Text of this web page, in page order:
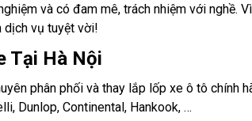
và có đam mê, trách nhiệm với nghề.
dịch vụ tuyệt vời!
Tại Hà Nội
phân phối và thay lắp lốp xe ô tô chính
Dunlop, Continental, Hankook, …